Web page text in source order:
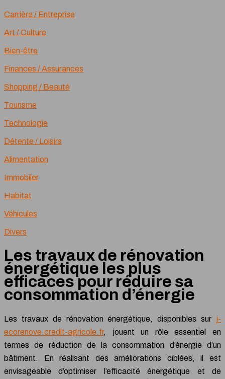
Carrière / Entreprise
Art / Culture
Bien-être
Finances / Assurances
Shopping / Beauté
Tourisme
Technologie
Détente / Loisirs
Alimentation
Immobiler
Habitat
Véhicules
Divers
Les travaux de rénovation
énergétique les plus
efficaces pour réduire sa
consommation d’énergie
Les travaux de rénovation énergétique, disponibles sur j-
ecorenove.credit-agricole.fr, jouent un rôle essentiel en
termes de réduction de la consommation d’énergie d’un
bâtiment. En réalisant des améliorations ciblées, il est
envisageable d’optimiser l’efficacité énergétique et de